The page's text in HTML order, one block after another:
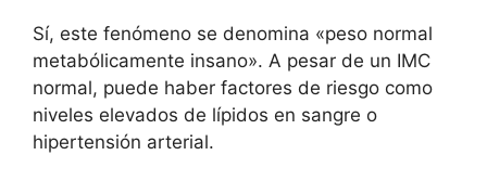
Sí, este fenómeno se denomina «peso normal
metabólicamente insano». A pesar de un IMC
normal, puede haber factores de riesgo como
niveles elevados de lípidos en sangre o
hipertensión arterial.